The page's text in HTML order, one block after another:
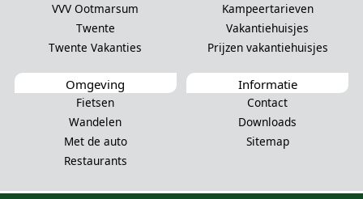
VVV Ootmarsum
Twente
Twente Vakanties
Kampeertarieven
Vakantiehuisjes
Prijzen vakantiehuisjes
Omgeving
Fietsen
Wandelen
Met de auto
Restaurants
Informatie
Contact
Downloads
Sitemap